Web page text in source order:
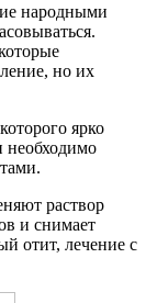
народными
но их
ярко
необходимо
раствор
и снимает
отит, лечение с